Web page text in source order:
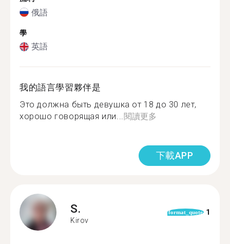
俄語
學
英語
我的語言學習夥伴是
Это должна быть девушка от 18 до 30 лет,
хорошо говорящая или...閱讀更多
下載APP
S.
Kirov
format_quote 1